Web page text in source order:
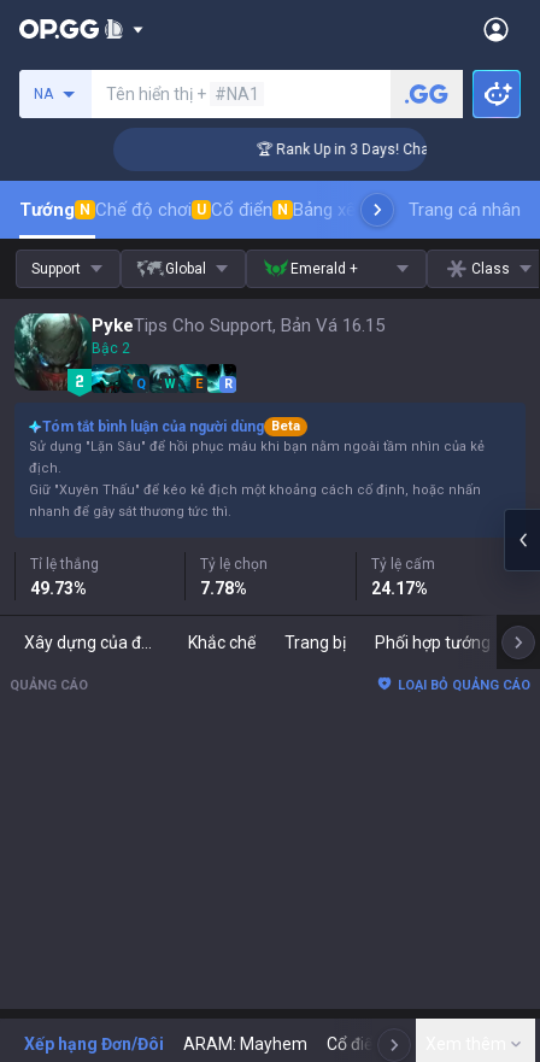
NA Tên hiển thị + #NA1
🏆 Rank Up in 3 Days! Challenger Coaching
Tướng N Chế độ chơi U Cổ điển N Bảng xếp hạng trang phụcthứ
Trang cá nhân
Support Global Emerald + Class
PykeTips Cho Support, Bản Vá 16.15
Bậc 2
Q W E R
Tóm tắt bình luận của người dùng Beta
Sử dụng "Lặn Sâu" để hồi phục máu khi bạn nằm ngoài tầm nhìn của kẻ
địch.
Giữ "Xuyên Thấu" để kéo kẻ địch một khoảng cách cố định, hoặc nhấn
nhanh để gây sát thương tức thì.
Tỉ lệ thắng
49.73%
Tỷ lệ chọn
7.78%
Tỷ lệ cấm
24.17%
Khắc chế Trang bị Phối hợp tướng
QUẢNG CÁO LOẠI BỎ QUẢNG CÁO
Xếp hạng Đơn/Đôi ARAM: Mayhem Cổ điển N